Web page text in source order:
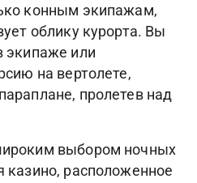
конным экипажам,
облику курорта. Вы
экипаже или
на вертолете,
пролетев над
выбором ночных
казино, расположенное